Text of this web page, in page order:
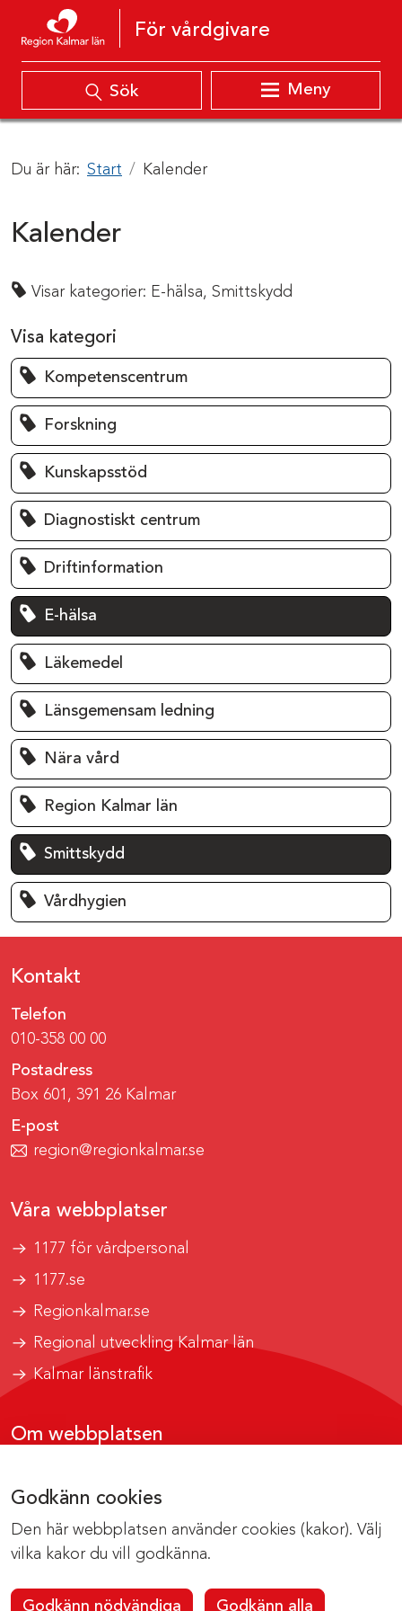
Godkänn cookies
Den här webbplatsen använder cookies (kakor). Välj
vilka kakor du vill godkänna.
Godkänn nödvändiga Godkänn alla
Hoppa till innehåll
För vårdgivare
Sök Meny
Du är här: Start Kalender
Kalender
Visar kategorier: E-hälsa, Smittskydd
Visa kategori
Kompetenscentrum
Forskning
Kunskapsstöd
Diagnostiskt centrum
Driftinformation
E-hälsa
Läkemedel
Länsgemensam ledning
Nära vård
Region Kalmar län
Smittskydd
Vårdhygien
Kontakt
Telefon
010-358 00 00
Postadress
Box 601, 391 26 Kalmar
E-post
region@regionkalmar.se
Våra webbplatser
1177 för vårdpersonal
1177.se
Regionkalmar.se
Regional utveckling Kalmar län
Kalmar länstrafik
Om webbplatsen
Om cookies
Kontakta webbredaktionen